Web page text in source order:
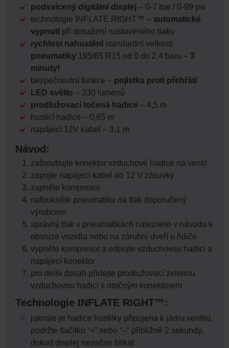
podsvícený digitální displej – 0-7 bar / 0-99 psi
technologie INFLATE RIGHT™ – automatické
vypnutí při dosažení nastaveného tlaku
rychlost nahustění standardní velkosti
pneumatiky 195/65 R15 od 0 do 2,4 baru – 3
minuty!
bezpečnostní funkce – pojistka proti přehřátí
LED světlo – 330 lumenů
prodlužovací točená hadice – 4,5 m
hustící hadice – 0,65 m
napájecí 12V kabel – 3,1 m
Návod:
zašroubujte konektor vzduchové hadice na ventil
zapojte napájecí kabel do 12 V zásuvky
zapněte kompresor
nafoukněte pneumatiku na tlak doporučený
výrobcem
správný tlak v pneumatikách naleznete v návodu k
obsluze vozidla nebo na zárubni dveří u řidiče
vypněte kompresor a odpojte vzduchovou hadici a
napájecí konektor
pro delší dosah přidejte prodlužovací zelenou
vzduchovou hadici s otočným konektorem
Technologie INFLATE RIGHT™:
jakmile je hadice hustilky připojena k jádru ventilu,
podržte tlačítko “+” nebo “–“ přibližně 2 sekundy,
dokud displej nezačne blikat